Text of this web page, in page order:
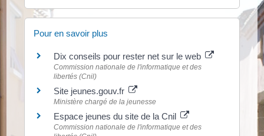
Pour en savoir plus
Dix conseils pour rester net sur le web
Commission nationale de l'informatique et des
libertés (Cnil)
Site jeunes.gouv.fr
Ministère chargé de la jeunesse
Espace jeunes du site de la Cnil
Commission nationale de l'informatique et des